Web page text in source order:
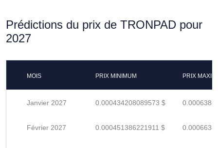
Prédictions du prix de TRONPAD pour
2027
MOIS PRIX MINIMUM PRIX
Janvier 2027 0.000434208089573 $
Février 2027 0.000451386221911 $